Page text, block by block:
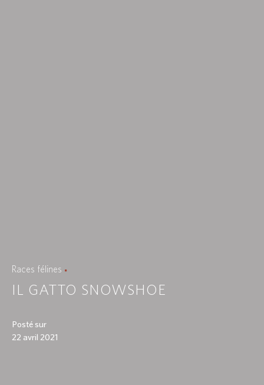
Races félines
IL GATTO SNOWSHOE
Posté sur
22 avril 2021